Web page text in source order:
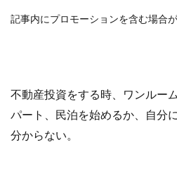
記事内にプロモーションを含む場合
不動産投資をする時、ワンルー
パート、民泊を始めるか、自分
分からない。